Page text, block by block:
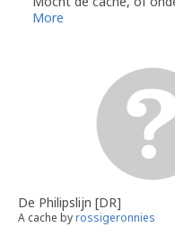
even een berichtje via
More
De Philipslijn [DR]
A cache byrossigeronnies